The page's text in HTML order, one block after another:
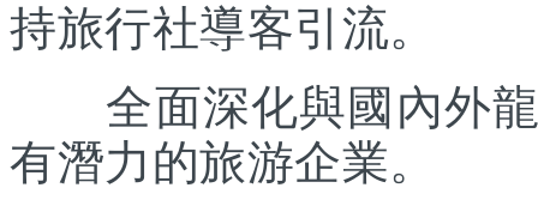
持旅行社導客引流。
全面深化與國內外龍
有潛力的旅游企業。